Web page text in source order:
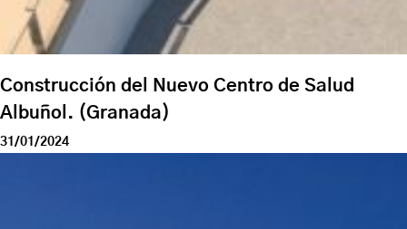
Construcción del Nuevo Centro de Salud
Albuñol. (Granada)
31/01/2024